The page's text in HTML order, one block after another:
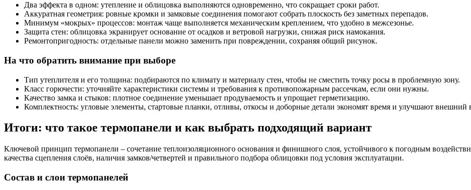
Два эффекта в одном: утепление и облицовка выполняются одновременно, что сокращает сроки работ.
Аккуратная геометрия: ровные кромки и замковые соединения помогают собрать плоскость без заметных перепадов.
Минимум «мокрых» процессов: монтаж чаще выполняется механическим креплением, что удобно в межсезонье.
Защита стен: облицовка экранирует основание от осадков и ветровой нагрузки, снижая риск намокания.
Ремонтопригодность: отдельные панели можно заменить при повреждении, сохраняя общий рисунок.
На что обратить внимание при выборе
Тип утеплителя и его толщина: подбираются по климату и материалу стен, чтобы не сместить точку росы в проблемную зону.
Класс горючести: уточняйте характеристики системы и требования к противопожарным рассечкам, если они нужны.
Качество замка и стыков: плотное соединение уменьшает продуваемость и упрощает герметизацию.
Комплектность: угловые элементы, стартовые планки, отливы, откосы и доборные детали экономят время и улучшают внешний
Итоги: что такое термопанели и как выбрать подходящий вариант
Ключевой принцип термопанели – сочетание теплоизоляционного основания и финишного слоя, устойчивого к погодным
качества сцепления слоёв, наличия замков/четвертей и правильного подбора облицовки под условия эксплуатации.
Состав и слои термопанелей